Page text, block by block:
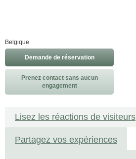
Belgique
Demande de réservation
Prenez contact sans aucun
engagement
Lisez les réactions de visiteurs
Partagez vos expériences